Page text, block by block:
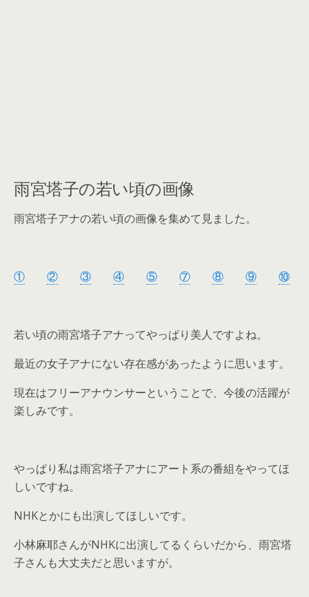
雨宮塔子の若い頃の画像
雨宮塔子アナの若い頃の画像を集めて見ました。
① ② ③ ④ ⑤ ⑦ ⑧ ⑨ ⑩
若い頃の雨宮塔子アナってやっぱり美人ですよね。
最近の女子アナにない存在感があったように思います。
現在はフリーアナウンサーということで、今後の活躍が
楽しみです。
やっぱり私は雨宮塔子アナにアート系の番組をやってほ
しいですね。
NHKとかにも出演してほしいです。
小林麻耶さんがNHKに出演してるくらいだから、雨宮塔
子さんも大丈夫だと思いますが。